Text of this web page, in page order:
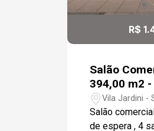
R$
Salão
394,00 m2
Sorocaba
Vila Jardini -
Salão
de espera , 4